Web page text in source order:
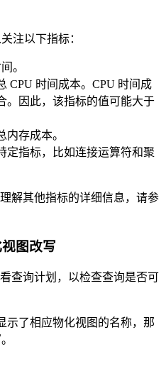
注以下指标：
。
CPU 时间成本。CPU 时间成
。因此，该指标的值可能大于
内存成本。
定指标，比如连接运算符和聚
解其他指标的详细信息，请参
图改写
查询计划，以检查查询是否可
示了相应物化视图的名称，那